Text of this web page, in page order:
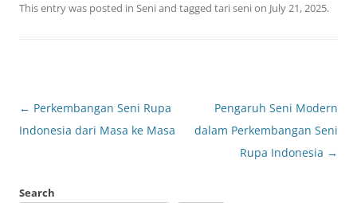
This entry was posted in Seniand tagged tari senion July 21, 2025.
Post
navigation
← Perkembangan Seni Rupa
Indonesia dari Masa ke Masa
Pengaruh Seni Modern
dalam Perkembangan Seni
Rupa Indonesia →
Search